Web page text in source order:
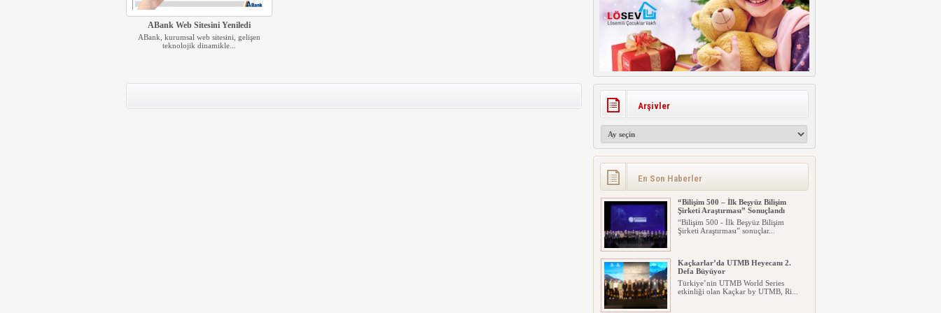
ABank Web Sitesini Yeniledi
ABank, kurumsal web sitesini, gelişen
teknolojik dinamikle...
Arşivler
En Son Haberler
“Bilişim 500 – İlk Beşyüz Bilişim
Şirketi Araştırması” Sonuçlandı
“Bilişim 500 - İlk Beşyüz Bilişim
Şirketi Araştırması” sonuçlar...
Kaçkarlar’da UTMB Heyecanı 2.
Defa Büyüyor
Türkiye’nin UTMB World Series
etkinliği olan Kaçkar by UTMB, Ri...